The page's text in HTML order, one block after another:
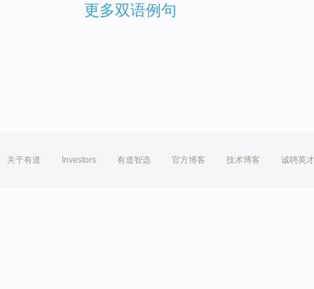
更多双语例句
关于有道 Investors 有道智选 官方博客 技术博客 诚聘英才